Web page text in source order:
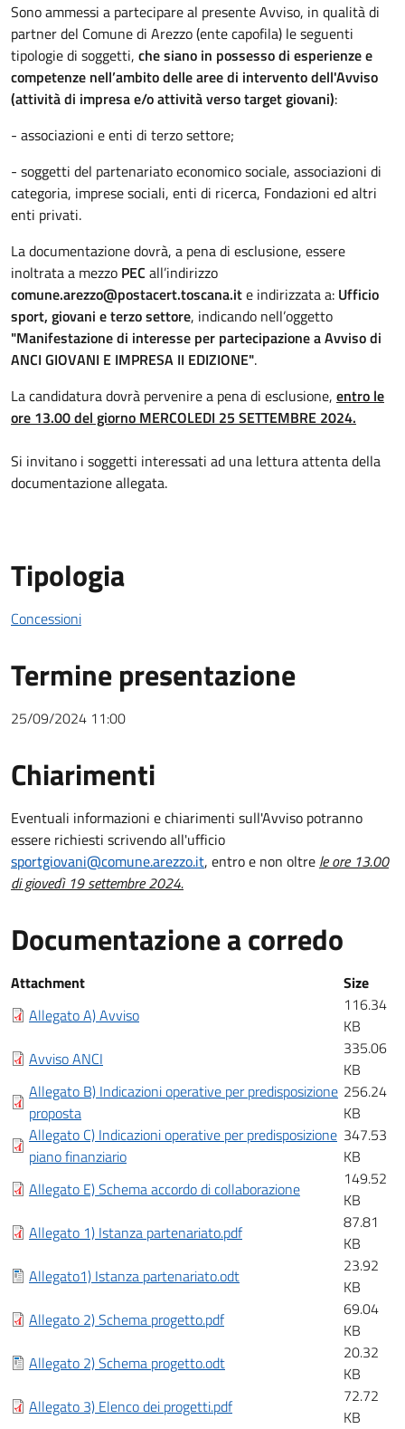
Sono ammessi a partecipare al presente Avviso, in qualità di
partner del Comune di Arezzo (ente capofila) le seguenti
tipologie di soggetti, che siano in possesso di esperienze e
competenze nell’ambito delle aree di intervento dell'Avviso
(attività di impresa e/o attività verso target giovani):
- associazioni e enti di terzo settore;
- soggetti del partenariato economico sociale, associazioni di
categoria, imprese sociali, enti di ricerca, Fondazioni ed altri
enti privati.
La documentazione dovrà, a pena di esclusione, essere
inoltrata a mezzo PEC all’indirizzo
comune.arezzo@postacert.toscana.ite indirizzata a: Ufficio
sport, giovani e terzo settore, indicando nell’oggetto
"Manifestazione di interesse per partecipazione a Avviso di
ANCI GIOVANI E IMPRESA II EDIZIONE".
La candidatura dovrà pervenire a pena di esclusione, entro le
ore 13.00 del giorno MERCOLEDI 25 SETTEMBRE 2024.
Si invitano i soggetti interessati ad una lettura attenta della
documentazione allegata.
Tipologia
Concessioni
Termine presentazione
25/09/2024 11:00
Chiarimenti
Chiarimenti
Eventuali informazioni e chiarimenti sull'Avviso potranno
essere richiesti scrivendo all'ufficio
sportgiovani@comune.arezzo.it, entro e non oltre le ore 13.00
di giovedì 19 settembre 2024.
Documentazione a corredo
Documentazione a corredo
Attachment
Size
Allegato A) Avviso
116.34
KB
Avviso ANCI
335.06
KB
Allegato B) Indicazioni operative per predisposizione
proposta
256.24
KB
Allegato C) Indicazioni operative per predisposizione
piano finanziario
347.53
KB
Allegato E) Schema accordo di collaborazione
149.52
KB
Allegato 1) Istanza partenariato.pdf
87.81
KB
Allegato1) Istanza partenariato.odt
23.92
KB
Allegato 2) Schema progetto.pdf
69.04
KB
Allegato 2) Schema progetto.odt
20.32
KB
Allegato 3) Elenco dei progetti.pdf
72.72
KB